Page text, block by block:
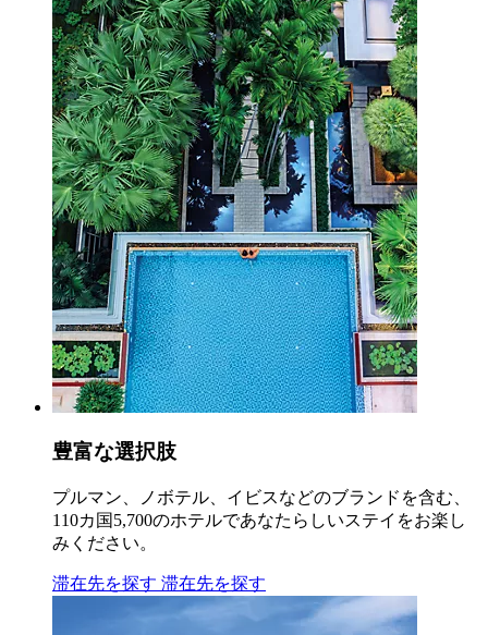
豊富な選択肢
プルマン、ノボテル、イビスなどのブランドを含む、
110カ国5,700のホテルであなたらしいステイをお楽し
みください。
滞在先を探す 滞在先を探す